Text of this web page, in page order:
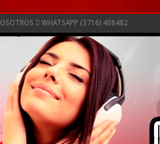
WHATSAPP (3716) 406482